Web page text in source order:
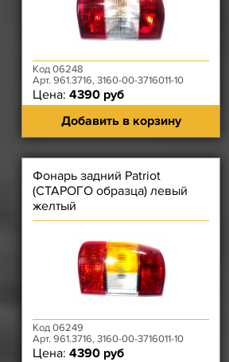
Код 06248
Арт. 961.3716, 3160-00-3716011-10
Цена: 4390 руб
Добавить в корзину
Фонарь задний Patriot
(СТАРОГО образца) левый
желтый
Код 06249
Арт. 961.3716, 3160-00-3716011-10
Цена: 4390 руб